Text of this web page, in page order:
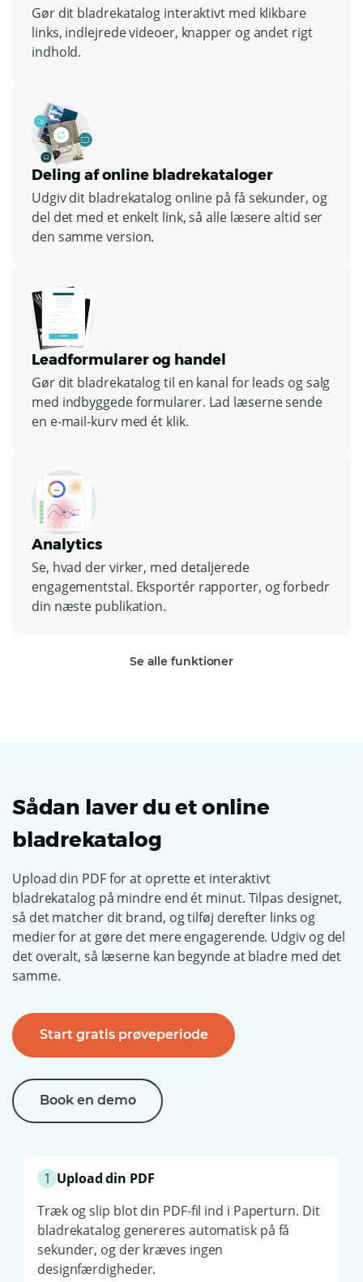
Gør dit bladrekatalog interaktivt med klikbare
links, indlejrede videoer, knapper og andet rigt
indhold.
Deling af online bladrekataloger
Udgiv dit bladrekatalog online på få sekunder, og
del det med et enkelt link, så alle læsere altid ser
den samme version.
Leadformularer og handel
Gør dit bladrekatalog til en kanal for leads og salg
med indbyggede formularer. Lad læserne sende
en e-mail-kurv med ét klik.
Analytics
Se, hvad der virker, med detaljerede
engagementstal. Eksportér rapporter, og forbedr
din næste publikation.
Se alle funktioner
Sådan laver du et online
bladrekatalog
Upload din PDF for at oprette et interaktivt
bladrekatalog på mindre end ét minut. Tilpas designet,
så det matcher dit brand, og tilføj derefter links og
medier for at gøre det mere engagerende. Udgiv og del
det overalt, så læserne kan begynde at bladre med det
samme.
Start gratis prøveperiode
Book en demo
1 Upload din PDF
Træk og slip blot din PDF-fil ind i Paperturn. Dit
bladrekatalog genereres automatisk på få
sekunder, og der kræves ingen
designfærdigheder.